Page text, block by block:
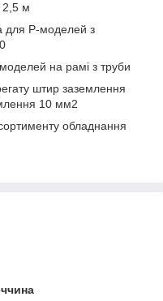
2,5 м
для P-моделей з
на рамі з труби
штир заземлення
10 мм2
обладнання